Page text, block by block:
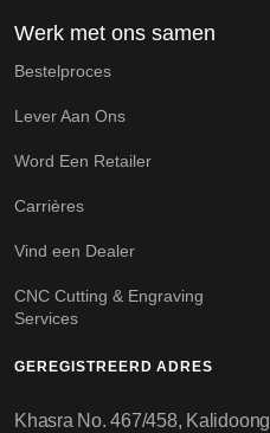
Werk met ons samen
Bestelproces
Lever Aan Ons
Word Een Retailer
Carrières
Vind een Dealer
CNC Cutting & Engraving
Services
GEREGISTREERD ADRES
Khasra No. 467/458,